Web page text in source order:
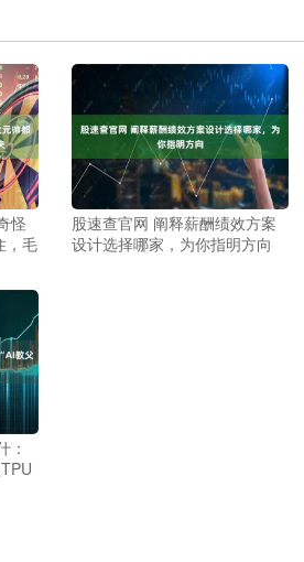
怪
，毛
股速查官网 阐释薪酬绩效方案
设计选择哪家，为你指明方向
：